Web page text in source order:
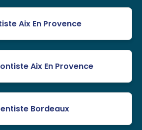
Aix En Provence
Aix En Provence
Bordeaux